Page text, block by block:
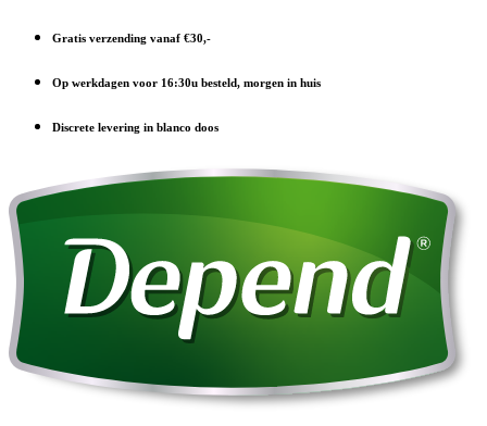
Gratis verzending vanaf €30,-
Op werkdagen voor 16:30u besteld, morgen in huis
Discrete levering in blanco doos